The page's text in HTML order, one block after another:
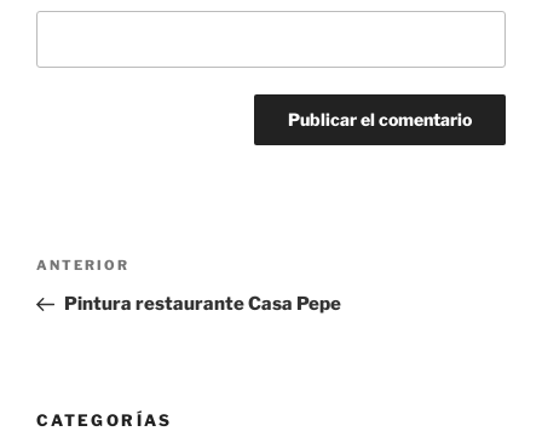
Navegación
entradas
Entrada
anterior:
ANTERIOR
Pintura restaurante Casa Pepe
CATEGORÍAS